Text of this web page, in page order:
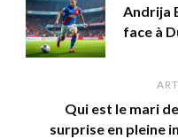
Andrija
face à
Qui est le mari
surprise en pleine